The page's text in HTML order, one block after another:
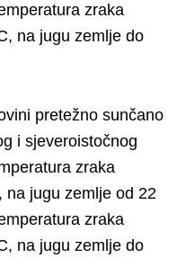
zraka
na jugu zemlje do
pretežno sunčano
i sjeveroistočnog
zraka
na jugu zemlje od 22
zraka
na jugu zemlje do